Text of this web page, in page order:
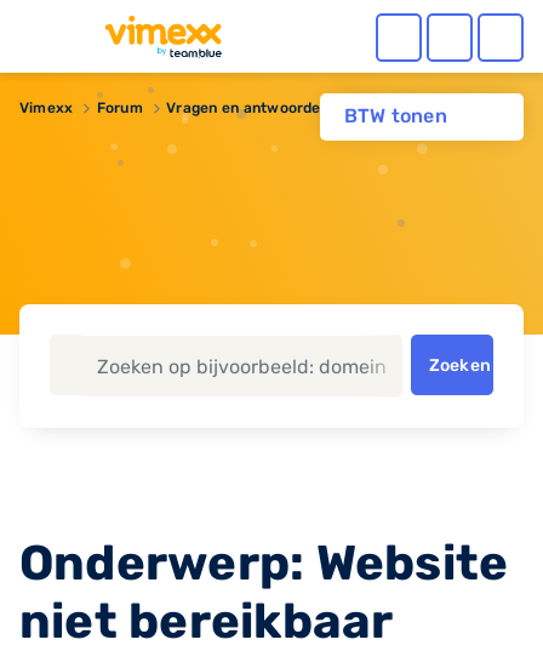
BTW tonen
Vimexx Forum Vragen en antwoorden Website niet bereikbaar
Zoeken
Onderwerp: Website
niet bereikbaar